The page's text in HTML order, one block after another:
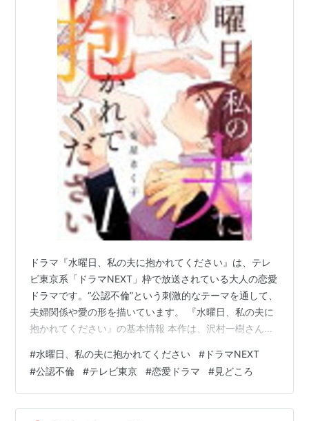
モーニング娘。を生んだのもこのテレビ局の番組であ
り、アイドルオタクからも評価が高い。現在も「ハロ
ー！モーニング。」などハロープロジェクト所属タレン
トの番組を放送し、5期以降のオーディションもテレビ
東京が主催する。
6期オーディションについてはフジテレビの番組で先に
告知されたが、メンバー決定はテレビ東京において特番
が組まれた。
演歌に強いのもテレビ東京の特色。
開局以来1989年まで25年放送され現在は「夏祭り」と
歌」と1978年から2000年まで22年にわたり放送された
「演歌の花道」は「演歌と言えばテレビ東京」を不動の
ものにした。
現在でも「にっぽんの歌」の他に改編期に放送される
スの一つ「日本作詩大賞」や主に祝日に放送される徳光
ディズニー
ドラマ『水曜日、私の夫に抱かれてください』は、テレ
ビ東京系「ドラマNEXT」枠で放送されている大人の恋愛
ドラマです。“公認不倫”という刺激的なテーマを通して、
夫婦関係や愛の形を描いています。 『水曜日、私の夫に
抱かれてください』の基本情報 本作は、沢村一樹さんが
す。公式サイトでは、奇妙な三角関係を描く物語として
紹介されており、タイトルからも分かるように、かなり
踏み込んだ人間関係が描かれます。 ドラマの見どころ 見
どころは、“公認”という言葉が付くことで、不倫という関
#水曜日、私の夫に抱かれてください # ドラマNEXT
#公認不倫 #テレビ東京 #恋愛ドラマ #見どころ